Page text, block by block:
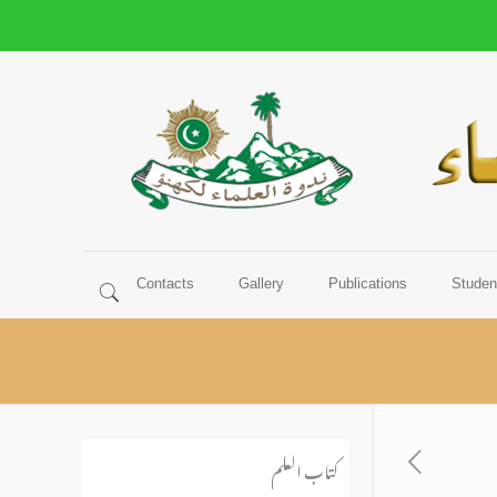
Publications
Gallery
Contacts
کتــاب الـعلــم